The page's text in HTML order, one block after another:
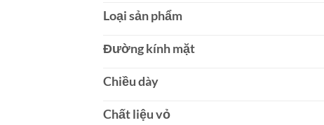
Loại sản phẩm
Đường kính mặt
Chiều dày
Chất liệu vỏ